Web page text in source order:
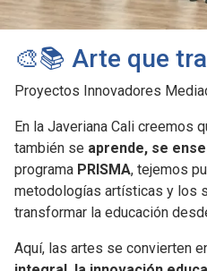
🎨📚 Arte que
Proyectos Innovadores
En la Javeriana Cali creemos
también se aprende, se
programa PRISMA, tejemos
metodologías artísticas y los
transformar la educación
Aquí, las artes se convierten